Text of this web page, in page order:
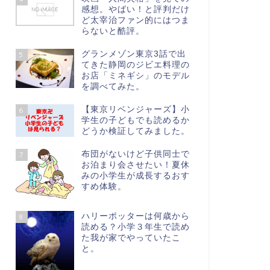
感想。やばい！と評判だけ
ど太宰治ファン的にはつま
らないと酷評。
5
グランメゾン東京3話で出
てきた静岡のジビエ料理の
お店「ミネギシ」のモデル
を調べてみた。
6
【東京リベンジャーズ】小
学生の子どもでも読めるか
どうか検証してみました。
7
布団がないけど子供同士で
お泊まり会させたい！夏休
みの小学生が成長するおす
すめ体験。
8
ハリーポッターは何歳から
読める？小学３年生で読め
た我が家でやっていたこ
と。